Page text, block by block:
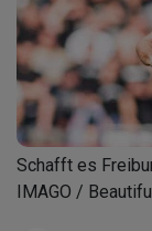
Schafft es
IMAGO /